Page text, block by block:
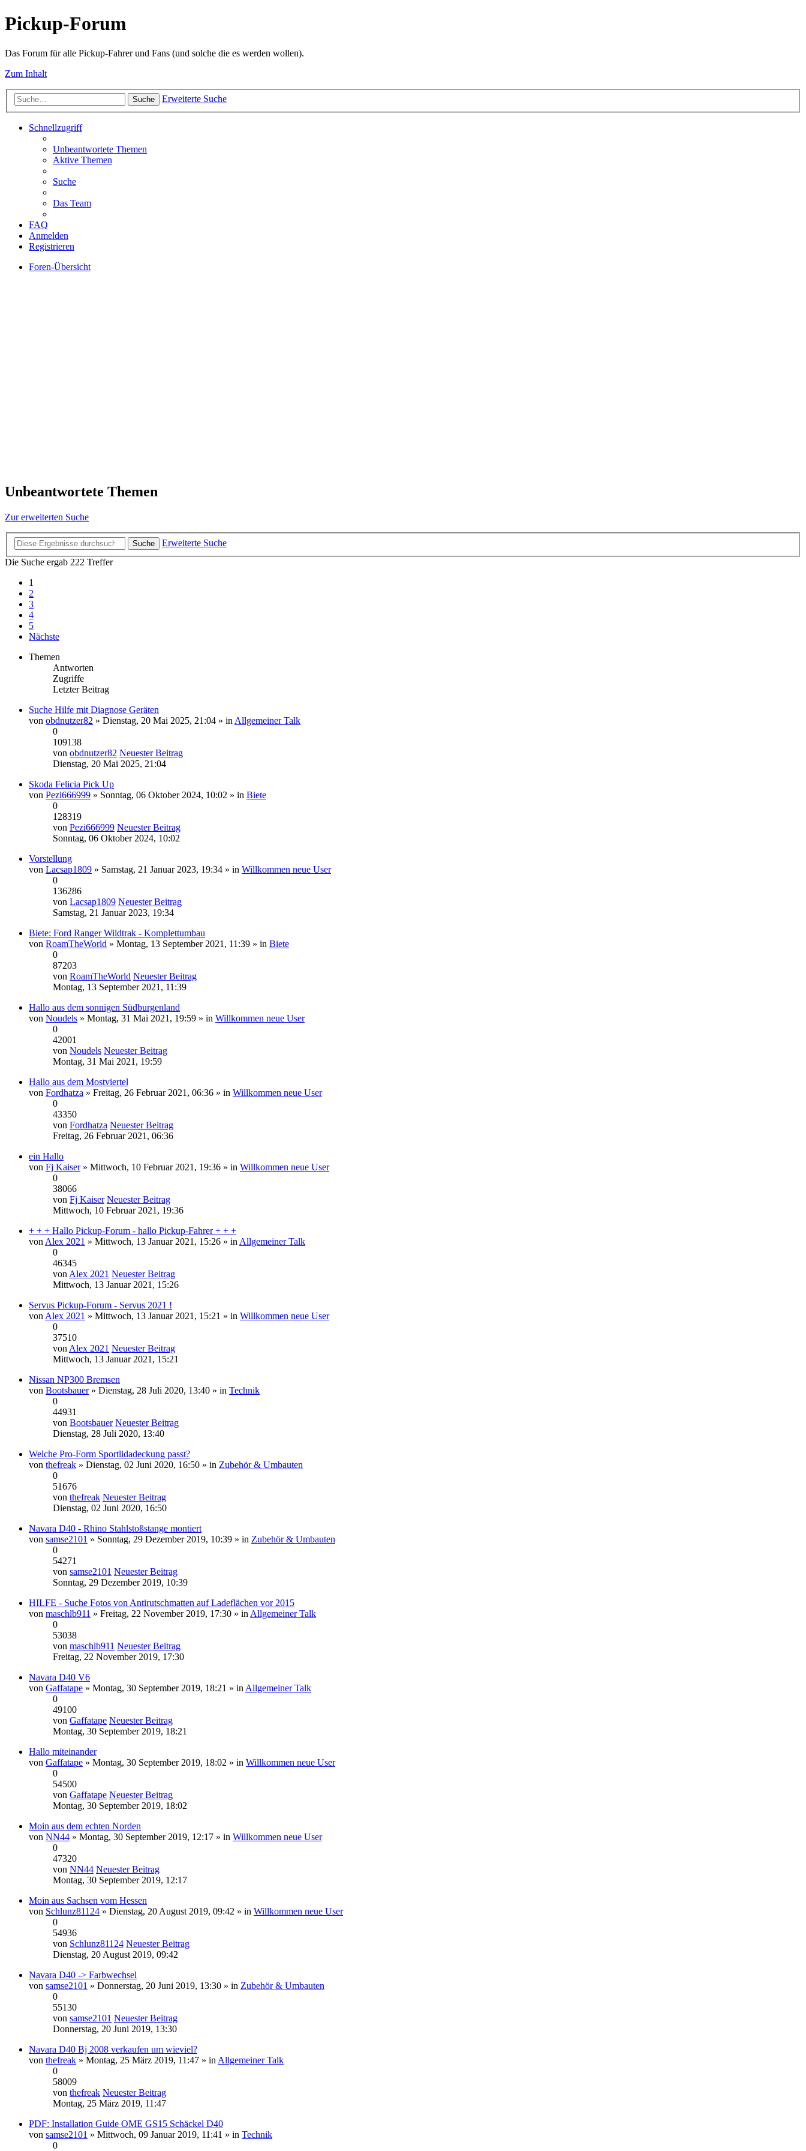
Pickup-Forum
Das Forum für alle Pickup-Fahrer und Fans (und solche die es werden wollen).
Zum Inhalt
Suche Erweiterte Suche
Schnellzugriff
Unbeantwortete Themen
Aktive Themen
Suche
Das Team
FAQ
Anmelden
Registrieren
Foren-Übersicht
Unbeantwortete Themen
Zur erweiterten Suche
Suche
Erweiterte Suche
Die Suche ergab 222 Treffer
1
2
3
4
5
Nächste
Themen
Antworten
Zugriffe
Letzter Beitrag
Suche Hilfe mit Diagnose Geräten
von obdnutzer82 » Dienstag, 20 Mai 2025, 21:04 » in Allgemeiner Talk
0
109138
von obdnutzer82 Neuester Beitrag
Dienstag, 20 Mai 2025, 21:04
Skoda Felicia Pick Up
von Pezi666999 » Sonntag, 06 Oktober 2024, 10:02 » in Biete
0
128319
von Pezi666999 Neuester Beitrag
Sonntag, 06 Oktober 2024, 10:02
Vorstellung
von Lacsap1809 » Samstag, 21 Januar 2023, 19:34 » in Willkommen neue User
0
136286
von Lacsap1809 Neuester Beitrag
Samstag, 21 Januar 2023, 19:34
Biete: Ford Ranger Wildtrak - Komplettumbau
von RoamTheWorld » Montag, 13 September 2021, 11:39 » in Biete
0
87203
von RoamTheWorld Neuester Beitrag
Montag, 13 September 2021, 11:39
Hallo aus dem sonnigen Südburgenland
von Noudels » Montag, 31 Mai 2021, 19:59 » in Willkommen neue User
0
42001
von Noudels Neuester Beitrag
Montag, 31 Mai 2021, 19:59
Hallo aus dem Mostviertel
von Fordhatza » Freitag, 26 Februar 2021, 06:36 » in Willkommen neue User
0
43350
von Fordhatza Neuester Beitrag
Freitag, 26 Februar 2021, 06:36
ein Hallo
von Fj Kaiser» Mittwoch, 10 Februar 2021, 19:36 » in Willkommen neue User
0
38066
von Fj Kaiser Neuester Beitrag
Mittwoch, 10 Februar 2021, 19:36
+ + + Hallo Pickup-Forum - hallo Pickup-Fahrer + + +
von Alex 2021 » Mittwoch, 13 Januar 2021, 15:26 » in Allgemeiner Talk
0
46345
von Alex 2021 Neuester Beitrag
Mittwoch, 13 Januar 2021, 15:26
Servus Pickup-Forum - Servus 2021 !
von Alex 2021 » Mittwoch, 13 Januar 2021, 15:21 » in Willkommen neue User
0
37510
von Alex 2021 Neuester Beitrag
Mittwoch, 13 Januar 2021, 15:21
Nissan NP300 Bremsen
von Bootsbauer» Dienstag, 28 Juli 2020, 13:40 » in Technik
0
44931
von Bootsbauer Neuester Beitrag
Dienstag, 28 Juli 2020, 13:40
Welche Pro-Form Sportlidadeckung passt?
von thefreak » Dienstag, 02 Juni 2020, 16:50 » in Zubehör & Umbauten
0
51676
von thefreak Neuester Beitrag
Dienstag, 02 Juni 2020, 16:50
Navara D40 - Rhino Stahlstoßstange montiert
von samse2101 » Sonntag, 29 Dezember 2019, 10:39 » in Zubehör & Umbauten
0
54271
von samse2101 Neuester Beitrag
Sonntag, 29 Dezember 2019, 10:39
HILFE - Suche Fotos von Antirutschmatten auf Ladeflächen vor 2015
von maschlb911 » Freitag, 22 November 2019, 17:30 » in Allgemeiner Talk
0
53038
von maschlb911 Neuester Beitrag
Freitag, 22 November 2019, 17:30
Navara D40 V6
von Gaffatape » Montag, 30 September 2019, 18:21 » in Allgemeiner Talk
0
49100
von Gaffatape Neuester Beitrag
Montag, 30 September 2019, 18:21
Hallo miteinander
von Gaffatape » Montag, 30 September 2019, 18:02 » in Willkommen neue User
0
54500
von Gaffatape Neuester Beitrag
Montag, 30 September 2019, 18:02
Moin aus dem echten Norden
von NN44 » Montag, 30 September 2019, 12:17 » in Willkommen neue User
0
47320
von NN44 Neuester Beitrag
Montag, 30 September 2019, 12:17
Moin aus Sachsen vom Hessen
von Schlunz81124 » Dienstag, 20 August 2019, 09:42 » in Willkommen neue User
0
54936
von Schlunz81124 Neuester Beitrag
Dienstag, 20 August 2019, 09:42
Navara D40 -> Farbwechsel
von samse2101 » Donnerstag, 20 Juni 2019, 13:30 » in Zubehör & Umbauten
0
55130
von samse2101 Neuester Beitrag
Donnerstag, 20 Juni 2019, 13:30
Navara D40 Bj 2008 verkaufen um wieviel?
von thefreak » Montag, 25 März 2019, 11:47 » in Allgemeiner Talk
0
58009
von thefreak Neuester Beitrag
Montag, 25 März 2019, 11:47
PDF: Installation Guide OME GS15 Schäckel D40
von samse2101 » Mittwoch, 09 Januar 2019, 11:41 » in Technik
0